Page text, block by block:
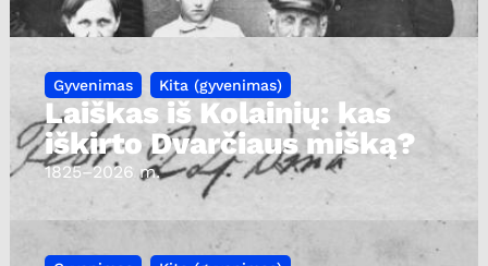
Gyvenimas Kita (gyvenimas)
Laiškas iš Kolainių: kas
iškirto Dvarčiaus mišką?
1825–2026 m.